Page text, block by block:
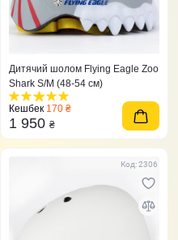
Дитячий шолом Flying Eagle Zoo
Shark S/M (48-54 см)
Кешбек 170 ₴
1 950 ₴
Код: 2306